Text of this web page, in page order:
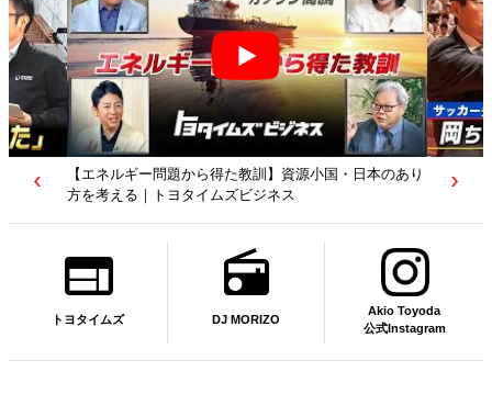
・日本のあり 【若者たちへ】岡田武史さんが“特別授業”で語ったこと
｜サッカー日本代表元監督｜トヨタイムズニュース
トヨタイムズ DJ MORIZO
Akio Toyoda
公式Instagram